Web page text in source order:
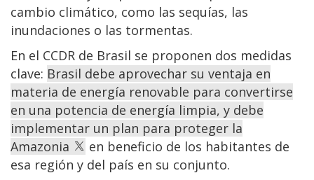
cambio climático, como las sequías, las
inundaciones o las tormentas.
En el CCDR de Brasil se proponen dos medidas
clave: Brasil debe aprovechar su ventaja en
materia de energía renovable para convertirse
en una potencia de energía limpia, y debe
implementar un plan para proteger la
Amazonia
en beneficio de los habitantes de
esa región y del país en su conjunto.